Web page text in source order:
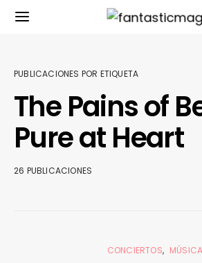
PUBLICACIONES POR ETIQUETA
The Pains of
Pure at Heart
26 PUBLICACIONES
CONCIERTOS MÚSICA